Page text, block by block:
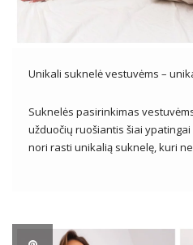
Unikali suknelė vestuvėms –
Suknelės pasirinkimas
užduočių ruošiantis šiai
nori rasti unikalią suknelę, kuri